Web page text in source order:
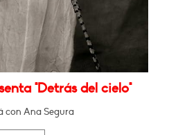
"Detrás del cielo"
con Ana Segura